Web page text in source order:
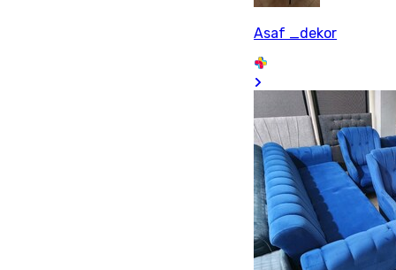
Asaf _dekor